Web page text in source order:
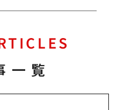
一覧